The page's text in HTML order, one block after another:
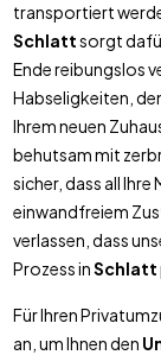
transportiert
Schlattsorgt
Ende reibungslos
Habseligkeiten,
Ihrem neuen
behutsam mit
sicher, dass all
einwandfreiem
verlassen, dass
Prozess inSchlatt
Für Ihren
an, um Ihnen den